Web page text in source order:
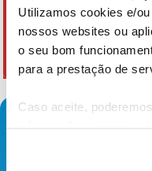
Utilizamos cookies e/
nossos websites ou
o seu bom
para a prestação de
Caso aceite,
funcionalidades